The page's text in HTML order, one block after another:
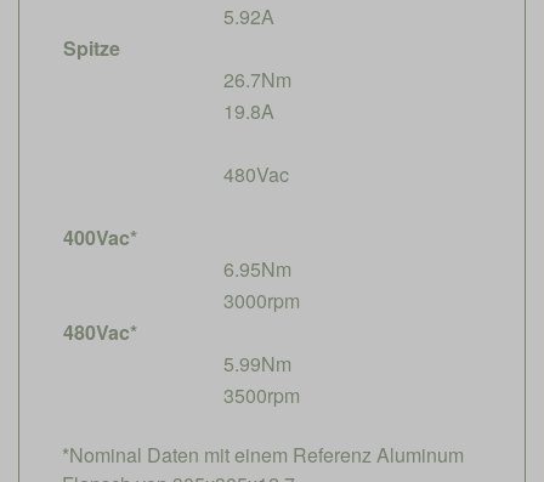
5.92A
Spitze
26.7Nm
19.8A
480Vac
400Vac*
6.95Nm
3000rpm
480Vac*
5.99Nm
3500rpm
*Nominal Daten mit einem Referenz Aluminum